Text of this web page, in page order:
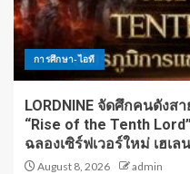
การศึกษา-ไอที
LORDNINE จัดศึกคนดังส
“Rise of the Tenth
ฉลองเซิร์ฟเวอร์ใหม่ เฮเล
August 8, 2026 admin